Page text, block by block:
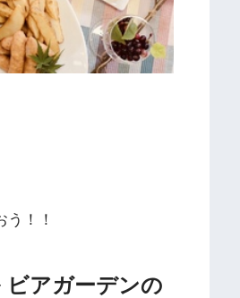
！！
ビアガーデンの